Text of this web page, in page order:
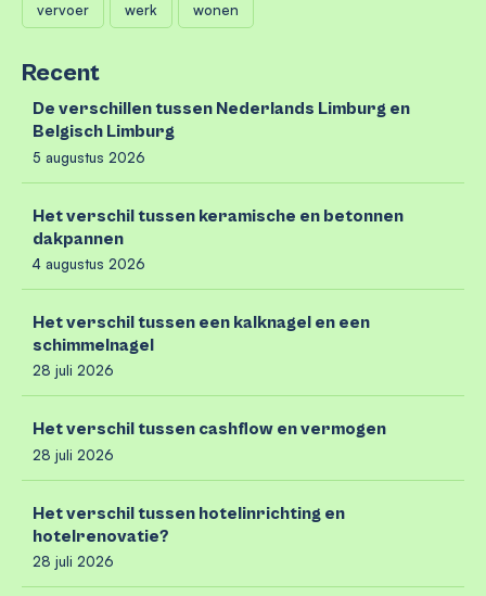
vervoer werk wonen
Recent
De verschillen tussen Nederlands Limburg en
Belgisch Limburg
5 augustus 2026
Het verschil tussen keramische en betonnen
dakpannen
4 augustus 2026
Het verschil tussen een kalknagel en een
schimmelnagel
28 juli 2026
Het verschil tussen cashflow en vermogen
28 juli 2026
Het verschil tussen hotelinrichting en
hotelrenovatie?
28 juli 2026